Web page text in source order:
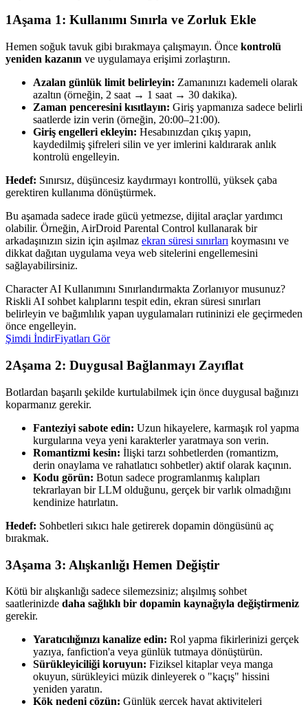
1Aşama 1: Kullanımı Sınırla ve Zorluk Ekle
Hemen soğuk tavuk gibi bırakmaya çalışmayın. Önce kontrolü
yeniden kazanın ve uygulamaya erişimi zorlaştırın.
Azalan günlük limit belirleyin: Zamanınızı kademeli olarak
azaltın (örneğin, 2 saat → 1 saat → 30 dakika).
Zaman penceresini kısıtlayın: Giriş yapmanıza sadece belirli
saatlerde izin verin (örneğin, 20:00–21:00).
Giriş engelleri ekleyin: Hesabınızdan çıkış yapın,
kaydedilmiş şifreleri silin ve yer imlerini kaldırarak anlık
kontrolü engelleyin.
Hedef: Sınırsız, düşüncesiz kaydırmayı kontrollü, yüksek çaba
gerektiren kullanıma dönüştürmek.
Bu aşamada sadece irade gücü yetmezse, dijital araçlar yardımcı
olabilir. Örneğin, AirDroid Parental Control kullanarak bir
arkadaşınızın sizin için aşılmaz ekran süresi sınırları koymasını ve
dikkat dağıtan uygulama veya web sitelerini engellemesini
sağlayabilirsiniz.
Character AI Kullanımını Sınırlandırmakta Zorlanıyor musunuz?
Riskli AI sohbet kalıplarını tespit edin, ekran süresi sınırları
belirleyin ve bağımlılık yapan uygulamaları rutininizi ele geçirmeden
önce engelleyin.
Şimdi İndirFiyatları Gör
2Aşama 2: Duygusal Bağlanmayı Zayıflat
Botlardan başarılı şekilde kurtulabilmek için önce duygusal bağınızı
koparmanız gerekir.
Fanteziyi sabote edin: Uzun hikayelere, karmaşık rol yapma
kurgularına veya yeni karakterler yaratmaya son verin.
Romantizmi kesin: İlişki tarzı sohbetlerden (romantizm,
derin onaylama ve rahatlatıcı sohbetler) aktif olarak kaçının.
Kodu görün: Botun sadece programlanmış kalıpları
tekrarlayan bir LLM olduğunu, gerçek bir varlık olmadığını
kendinize hatırlatın.
Hedef: Sohbetleri sıkıcı hale getirerek dopamin döngüsünü aç
bırakmak.
3Aşama 3: Alışkanlığı Hemen Değiştir
Kötü bir alışkanlığı sadece silemezsiniz; alışılmış sohbet
saatlerinizde daha sağlıklı bir dopamin kaynağıyla değiştirmeniz
gerekir.
Yaratıcılığınızı kanalize edin: Rol yapma fikirlerinizi gerçek
yazıya, fanfiction'a veya günlük tutmaya dönüştürün.
Sürükleyiciliği koruyun: Fiziksel kitaplar veya manga
okuyun, sürükleyici müzik dinleyerek o "kaçış" hissini
yeniden yaratın.
Kök nedeni çözün: Günlük gerçek hayat aktiviteleri